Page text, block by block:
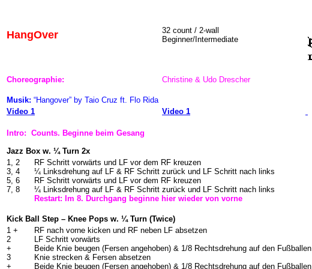
HangOver
32 count / 2-wall
Beginner/Intermediate
Choreographie: Christine & Udo Drescher
Musik: “Hangover” by Taio Cruz ft. Flo Rida
Video 1
Video 1
Intro: Counts. Beginne beim Gesang
Jazz Box w. ¼ Turn 2x
1, 2
3, 4
5, 6
7, 8
RF Schritt vorwärts und LF vor dem RF kreuzen
¼ Linksdrehung auf LF & RF Schritt zurück und LF Schritt nach links
RF Schritt vorwärts und LF vor dem RF kreuzen
¼ Linksdrehung auf LF & RF Schritt zurück und LF Schritt nach links
Restart: Im 8. Durchgang beginne hier wieder von vorne
Kick Ball Step – Knee Pops w. ¼ Turn (Twice)
1 +
2
+
3
+
RF nach vorne kicken und RF neben LF absetzen
LF Schritt vorwärts
Beide Knie beugen (Fersen angehoben) & 1/8 Rechtsdrehung auf den Fußballen
Knie strecken & Fersen absetzen
Beide Knie beugen (Fersen angehoben) & 1/8 Rechtsdrehung auf den Fußballen